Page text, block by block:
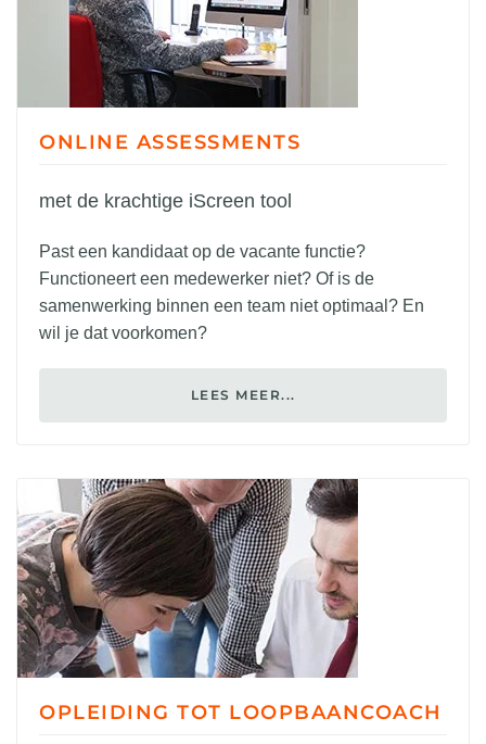
ONLINE ASSESSMENTS
met de krachtige iScreen tool
Past een kandidaat op de vacante functie?
Functioneert een medewerker niet? Of is de
samenwerking binnen een team niet optimaal? En
wil je dat voorkomen?
LEES MEER...
OPLEIDING TOT LOOPBAANCOACH